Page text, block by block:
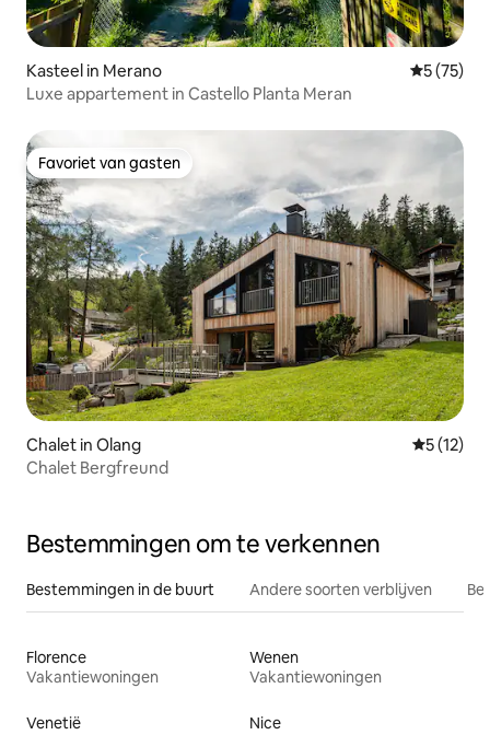
Kasteel in Merano
5 (75)
Luxe appartement in Castello Planta Meran
Favoriet van gasten
Favoriet van gasten
Chalet in Olang
5 (12)
Chalet Bergfreund
Bestemmingen om te verkennen
Bestemmingen in de buurt Andere soorten verblijven
Florence
Vakantiewoningen
Wenen
Vakantiewoningen
Venetië
Nice